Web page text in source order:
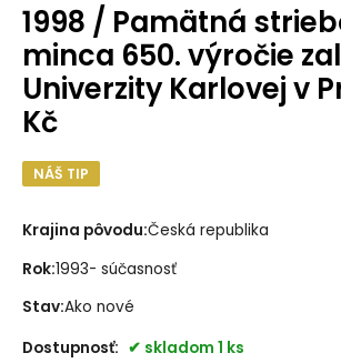
1998 / Pamätná
minca 650. výročie
Univerzity Karlovej v
Kč
NÁŠ TIP
Krajina pôvodu:Česká republika
Rok:1993- súčasnosť
Stav:Ako nové
Dostupnosť:
skladom 1 ks